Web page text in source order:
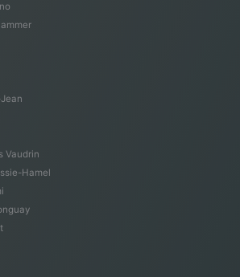
Vaudrin
Hamel